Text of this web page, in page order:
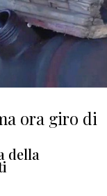
ora giro di
della